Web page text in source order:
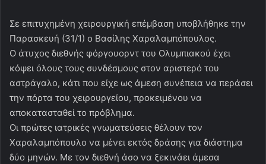
Σε επιτυχημένη χειρουργική επέμβαση υποβλήθηκε την
Παρασκευή (31/1) ο Βασίλης Χαραλαμπόπουλος.
Ο άτυχος διεθνής φόργουορντ του Ολυμπιακού έχει
κόψει όλους τους συνδέσμους στον αριστερό του
αστράγαλο, κάτι που είχε ως άμεση συνέπεια να περάσει
την πόρτα του χειρουργείου, προκειμένου να
αποκατασταθεί το πρόβλημα.
Οι πρώτες ιατρικές γνωματεύσεις θέλουν τον
Χαραλαμπόπουλο να μένει εκτός δράσης για διάστημα
δύο μηνών. Με τον διεθνή άσο να ξεκινάει άμεσα